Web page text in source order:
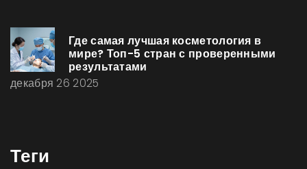
Где самая лучшая косметология в
мире? Топ-5 стран с проверенными
результатами
декабря 26 2025
Теги